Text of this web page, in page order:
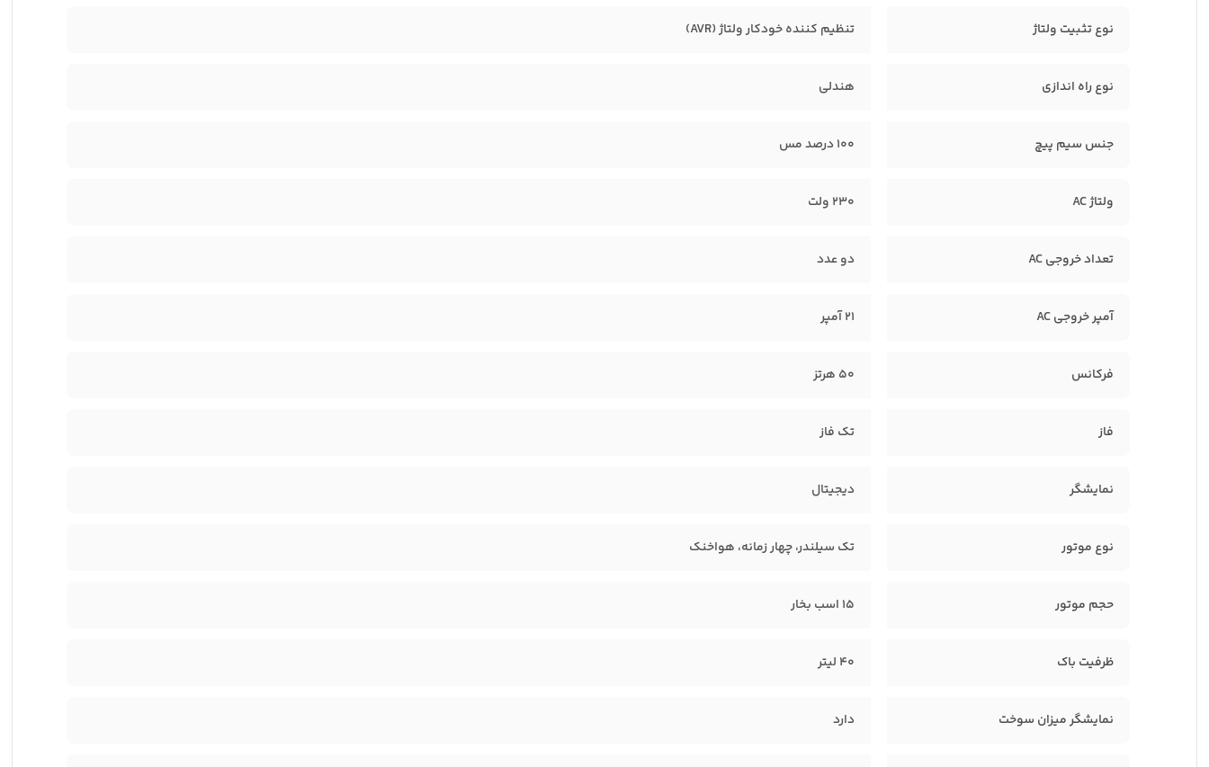
نوع تثبیت ولتاژ تنظیم کننده خودکار ولتاژ (AVR)
نوع راه اندازی هندلی
جنس سیم پیچ 100 درصد مس
ولتاژ AC 230 ولت
تعداد خروجی AC دو عدد
آمپر خروجی AC 21 آمپر
فرکانس 50 هرتز
فاز تک فاز
نمایشگر دیجیتال
نوع موتور تک سیلندر، چهار زمانه، هواخنک
حجم موتور 15 اسب بخار
ظرفیت باک 40 لیتر
نمایشگر میزان سوخت دارد